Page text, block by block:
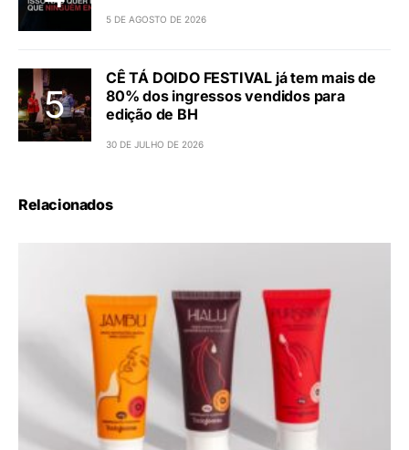
5 DE AGOSTO DE 2026
CÊ TÁ DOIDO FESTIVAL já tem mais de
80% dos ingressos vendidos para
edição de BH
30 DE JULHO DE 2026
Relacionados